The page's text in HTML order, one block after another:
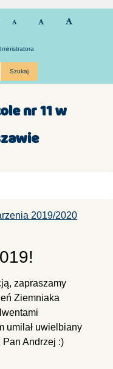
nr 11 w
2019/2020
zapraszamy
Ziemniaka
umilał uwielbiany
Pan Andrzej :)